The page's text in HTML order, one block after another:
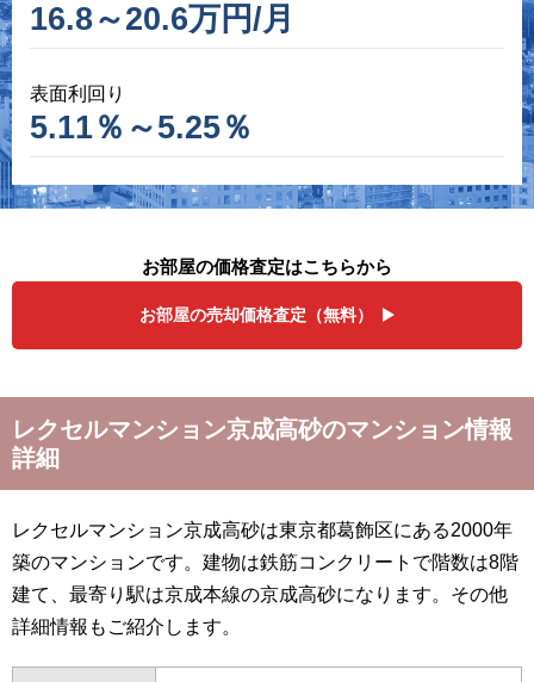
16.8～20.6万円/月
表面利回り
5.11％～5.25％
お部屋の価格査定はこちらから
お部屋の売却価格査定（無料）
レクセルマンション京成高砂のマンション情報
詳細
レクセルマンション京成高砂は東京都葛飾区にある2000年
築のマンションです。建物は鉄筋コンクリートで階数は8階
建て、最寄り駅は京成本線の京成高砂になります。その他
詳細情報もご紹介します。